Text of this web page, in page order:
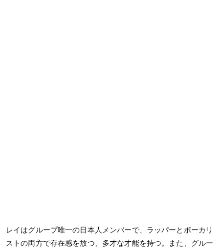
レイはグループ唯一の日本人メンバーで、ラッパーとボーカリ
ストの両方で存在感を放つ、多才な才能を持つ。また、グルー